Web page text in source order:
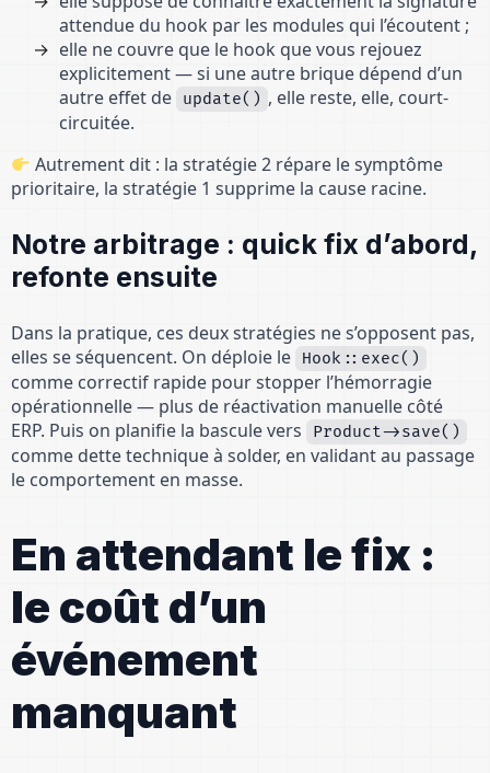
attendue du hook par les modules qui l’écoutent ;
elle ne couvre que le hook que vous rejouez
explicitement — si une autre brique dépend d’un
autre effet de
update() , elle reste, elle, court-
circuitée.
Autrement dit : la stratégie 2 répare le symptôme
prioritaire, la stratégie 1 supprime la cause racine.
Notre arbitrage : quick fix d’abord,
refonte ensuite
Dans la pratique, ces deux stratégies ne s’opposent pas,
elles se séquencent. On déploie le
Hook::exec()
comme correctif rapide pour stopper l’hémorragie
opérationnelle — plus de réactivation manuelle côté
ERP. Puis on planifie la bascule vers
Product->save()
comme dette technique à solder, en validant au passage
le comportement en masse.
En attendant le fix :
le coût d’un
événement
manquant